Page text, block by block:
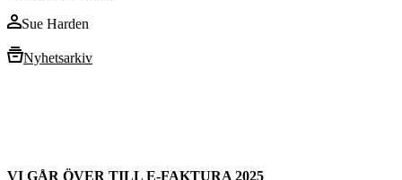
Sue Harden
Nyhetsarkiv
VI GÅR ÖVER TILL E-FAKTURA 2025